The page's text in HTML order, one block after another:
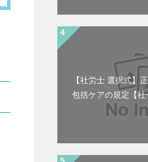
【社労士 選択式】
包括ケアの規定【社